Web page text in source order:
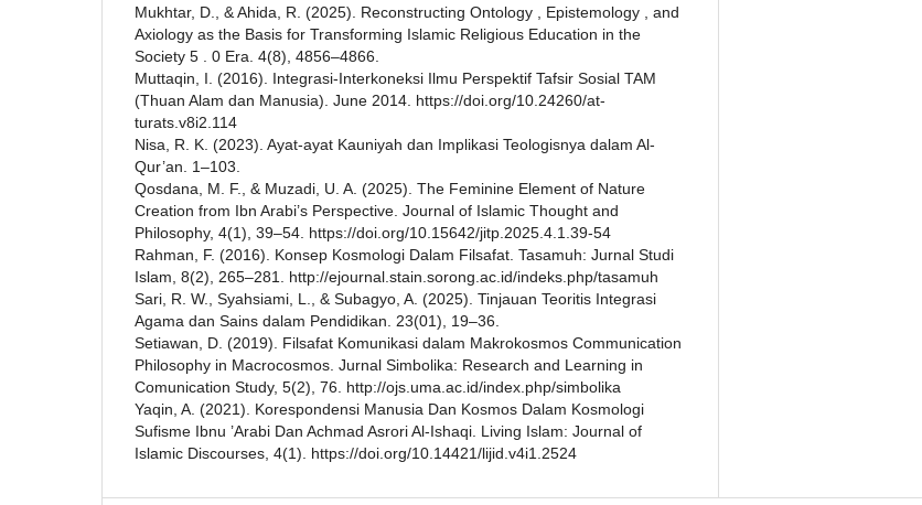
Mukhtar, D., & Ahida, R. (2025). Reconstructing Ontology , Epistemology , and
Axiology as the Basis for Transforming Islamic Religious Education in the
Society 5 . 0 Era. 4(8), 4856–4866.
Muttaqin, I. (2016). Integrasi-Interkoneksi Ilmu Perspektif Tafsir Sosial TAM
(Thuan Alam dan Manusia). June 2014. https://doi.org/10.24260/at-
turats.v8i2.114
Nisa, R. K. (2023). Ayat-ayat Kauniyah dan Implikasi Teologisnya dalam Al-
Qur’an. 1–103.
Qosdana, M. F., & Muzadi, U. A. (2025). The Feminine Element of Nature
Creation from Ibn Arabi’s Perspective. Journal of Islamic Thought and
Philosophy, 4(1), 39–54. https://doi.org/10.15642/jitp.2025.4.1.39-54
Rahman, F. (2016). Konsep Kosmologi Dalam Filsafat. Tasamuh: Jurnal Studi
Islam, 8(2), 265–281. http://ejournal.stain.sorong.ac.id/indeks.php/tasamuh
Sari, R. W., Syahsiami, L., & Subagyo, A. (2025). Tinjauan Teoritis Integrasi
Agama dan Sains dalam Pendidikan. 23(01), 19–36.
Setiawan, D. (2019). Filsafat Komunikasi dalam Makrokosmos Communication
Philosophy in Macrocosmos. Jurnal Simbolika: Research and Learning in
Comunication Study, 5(2), 76. http://ojs.uma.ac.id/index.php/simbolika
Yaqin, A. (2021). Korespondensi Manusia Dan Kosmos Dalam Kosmologi
Sufisme Ibnu ’Arabi Dan Achmad Asrori Al-Ishaqi. Living Islam: Journal of
Islamic Discourses, 4(1). https://doi.org/10.14421/lijid.v4i1.2524